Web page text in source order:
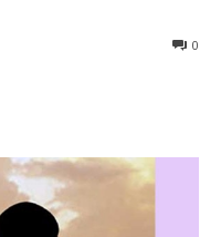
0